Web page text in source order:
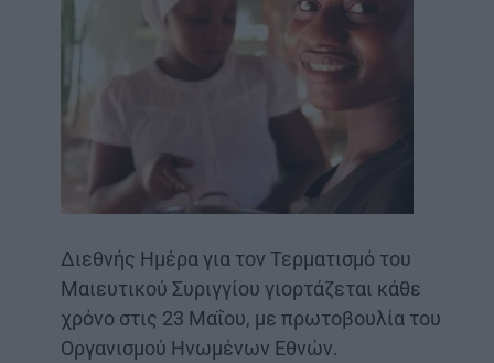
Διεθνής Ημέρα για τον Τερματισμό του
Μαιευτικού Συριγγίου γιορτάζεται κάθε
χρόνο στις 23 Μαΐου, με πρωτοβουλία του
Οργανισμού Ηνωμένων Εθνών.